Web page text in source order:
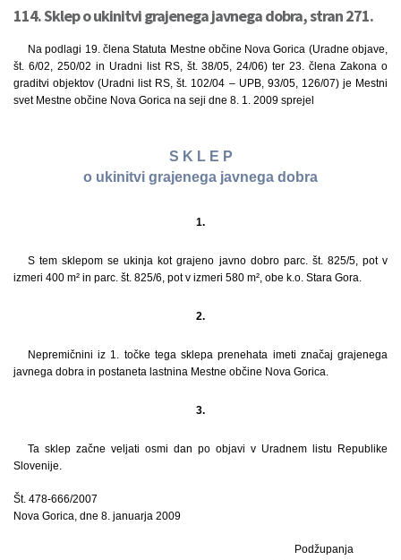
114. Sklep o ukinitvi grajenega javnega dobra, stran 271.
Na podlagi 19. člena Statuta Mestne občine Nova Gorica (Uradne objave,
št. 6/02, 250/02 in Uradni list RS, št. 38/05, 24/06) ter 23. člena Zakona o
graditvi objektov (Uradni list RS, št. 102/04 – UPB, 93/05, 126/07) je Mestni
svet Mestne občine Nova Gorica na seji dne 8. 1. 2009 sprejel
S K L E P
o ukinitvi grajenega javnega dobra
1.
S tem sklepom se ukinja kot grajeno javno dobro parc. št. 825/5, pot v
izmeri 400 m² in parc. št. 825/6, pot v izmeri 580 m², obe k.o. Stara Gora.
2.
Nepremičnini iz 1. točke tega sklepa prenehata imeti značaj grajenega
javnega dobra in postaneta lastnina Mestne občine Nova Gorica.
3.
Ta sklep začne veljati osmi dan po objavi v Uradnem listu Republike
Slovenije.
Št. 478-666/2007
Nova Gorica, dne 8. januarja 2009
Podžupanja